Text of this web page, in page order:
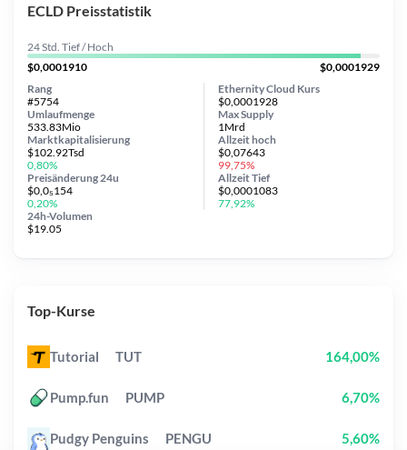
ECLD Preisstatistik
24 Std. Tief / Hoch
$0,0001910
$0,0001929
Ethernity Cloud Kurs
$0,0001928
Umlaufmenge
533.83Mio
Preisänderung 24u
$0,0₅154
0,20%
Max Supply
1Mrd
Marktkapitalisierung
$102.92Tsd
0,80%
24h-Volumen
$19.05
Rang
#5754
Allzeithoch
$0,07643
99,75%
AllzeitTief
$0,0001083
77,92%
Top-Kurse
Tutorial TUT 164,00%
Pump.fun PUMP 6,70%
Pudgy Penguins PENGU 5,60%